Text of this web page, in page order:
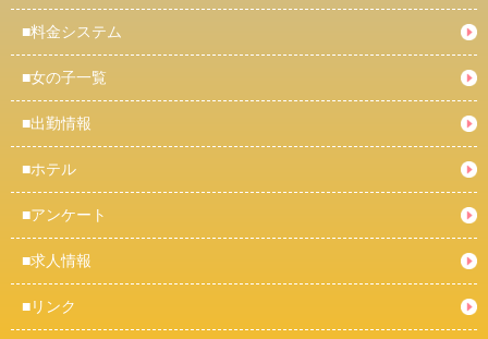
■料金システム
■女の子一覧
■出勤情報
■ホテル
■アンケート
■求人情報
■ リンク